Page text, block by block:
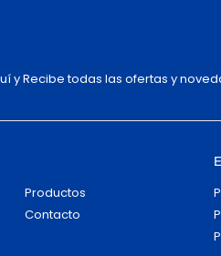
y Recibe todas las ofertas y
Productos
Contacto